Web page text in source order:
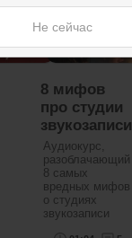
Не сейчас
8 мифов
про студии
звукозаписи
Аудиокурс,
разоблачающий
8 самых
вредных мифов
о студиях
звукозаписи